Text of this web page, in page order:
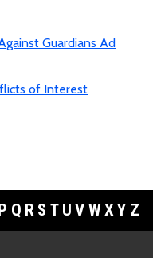
Guardians Ad
of Interest
Q R S T U V WXY Z